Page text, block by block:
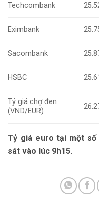
Techcombank
Eximbank
Sacombank
HSBC
Tỷ giá chợ đen
(VND/EUR)
Tỷ giá euro tại một số
sát vào lúc 9h15.